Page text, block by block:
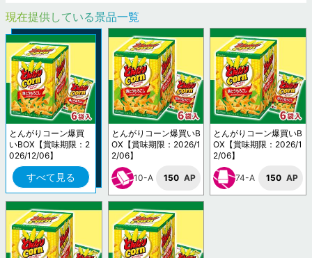
現在提供している景品一覧
とんがりコーン爆買
いBOX【賞味期限：2
026/12/06】
すべて見る
とんがりコーン爆買いB
OX【賞味期限：2026/1
2/06】
10-A 150 AP
とんがりコーン爆買いB
OX【賞味期限：2026/1
2/06】
74-A 150 AP